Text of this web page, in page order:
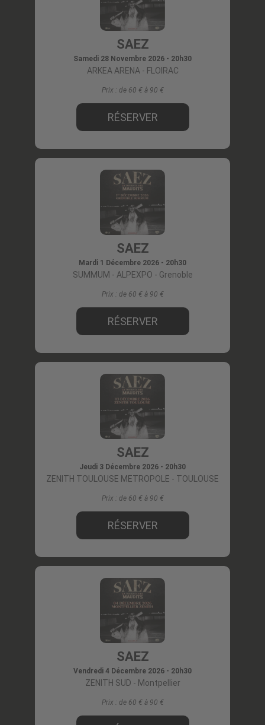
SAEZ
Samedi 28 Novembre 2026 - 20h30
ARKEA ARENA - FLOIRAC
Prix : de 60 € à 90
RÉSERVER
SAEZ
Mardi 1 Décembre 2026 - 20h30
SUMMUM - ALPEXPO - Grenoble
Prix : de 60 € à 90
RÉSERVER
SAEZ
Jeudi 3 Décembre 2026 - 20h30
ZENITH TOULOUSE METROPOLE - TOULOUSE
Prix : de 60 € à 90
RÉSERVER
SAEZ
Vendredi 4 Décembre 2026 - 20h30
ZENITH SUD - Montpellier
Prix : de 60 € à 90